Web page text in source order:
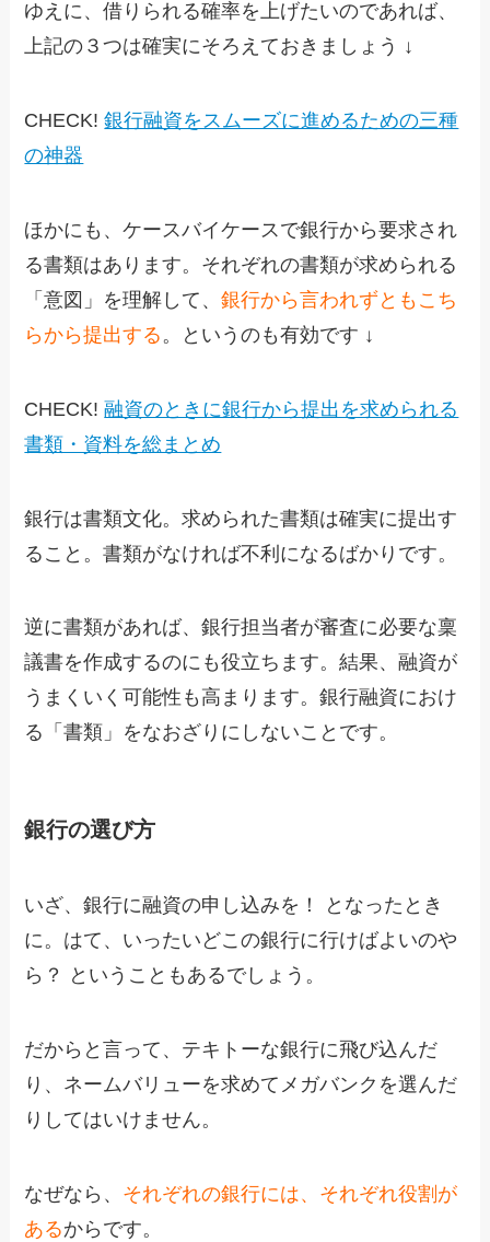
ゆえに、借りられる確率を上げたいのであれば、
上記の３つは確実にそろえておきましょう ↓
CHECK!銀行融資をスムーズに進めるための三種
の神器
ほかにも、ケースバイケースで銀行から要求され
る書類はあります。それぞれの書類が求められる
「意図」を理解して、銀行から言われずともこち
らから提出する 。というのも有効です ↓
CHECK!融資のときに銀行から提出を求められる
書類・資料を総まとめ
銀行は書類文化。求められた書類は確実に提出す
ること。書類がなければ不利になるばかりです。
逆に書類があれば、銀行担当者が審査に必要な稟
議書を作成するのにも役立ちます。結果、融資が
うまくいく可能性も高まります。銀行融資におけ
る「書類」をなおざりにしないことです。
銀行の選び方
いざ、銀行に融資の申し込みを！ となったとき
に。はて、いったいどこの銀行に行けばよいのや
ら？ ということもあるでしょう。
だからと言って、テキトーな銀行に飛び込んだ
り、ネームバリューを求めてメガバンクを選んだ
りしてはいけません。
なぜなら、 それぞれの銀行には、それぞれ役割が
あるからです。